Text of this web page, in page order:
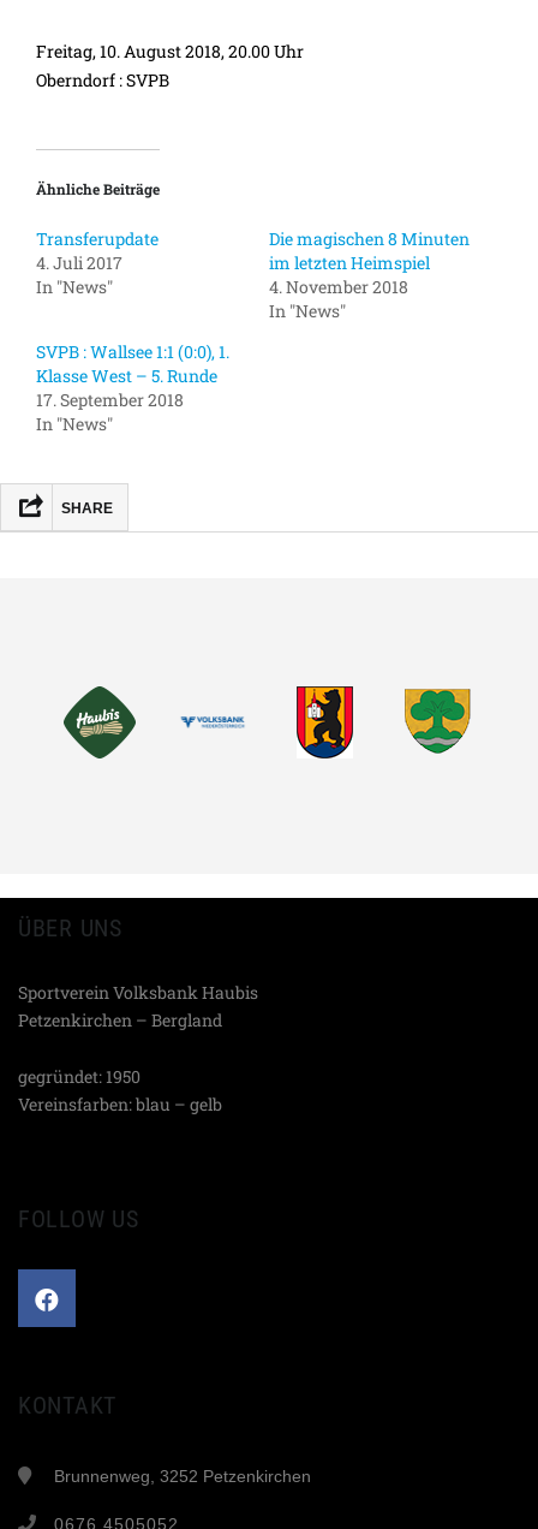
Freitag, 10. August 2018, 20.00 Uhr
Oberndorf : SVPB
Ähnliche Beiträge
Transferupdate
4. Juli 2017
In "News"
Die magischen 8 Minuten
im letzten Heimspiel
4. November 2018
In "News"
SVPB : Wallsee 1:1 (0:0), 1.
Klasse West – 5. Runde
17. September 2018
In "News"
SHARE
TEILEN
ÜBER UNS
Sportverein Volksbank Haubis
Petzenkirchen – Bergland
gegründet: 1950
Vereinsfarben: blau – gelb
FOLLOW US
KONTAKT
Brunnenweg, 3252 Petzenkirchen
0676 4505052